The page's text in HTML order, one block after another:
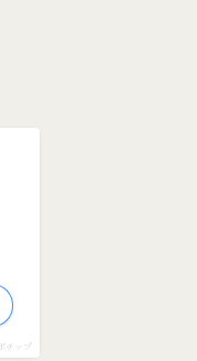
ポチップ